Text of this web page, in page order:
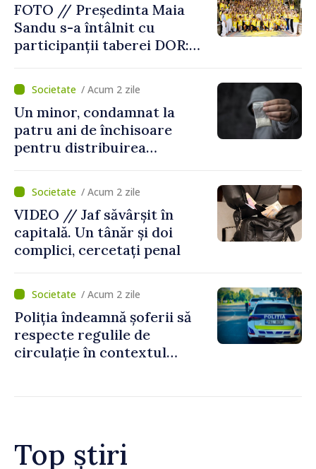
FOTO // Președinta Maia
Sandu s-a întâlnit cu
participanții taberei DOR:
noastră rămâne puternică”
/ Acum 2 zile
Un minor, condamnat la
patru ani de închisoare
pentru distribuirea
/ Acum 2 zile
VIDEO // Jaf săvârșit în
capitală. Un tânăr și doi
complici, cercetați penal
/ Acum 2 zile
Poliția îndeamnă șoferii să
respecte regulile de
circulație în contextul
Top știri